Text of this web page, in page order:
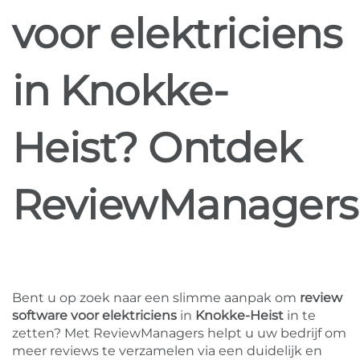
voor elektriciens
in Knokke-
Heist? Ontdek
ReviewManagers
Bent u op zoek naar een slimme aanpak om review
software voor elektriciens in Knokke-Heist in te
zetten? Met ReviewManagers helpt u uw bedrijf om
meer reviews te verzamelen via een duidelijk en